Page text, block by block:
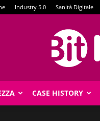
Industry 5.0 Sanità Digitale
CASE HISTORY